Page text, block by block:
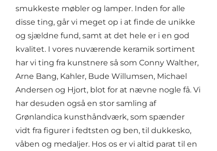
smukkeste møbler og lamper. Inden for alle
disse ting, går vi meget op i at finde de unikke
og sjældne fund, samt at det hele er i en god
kvalitet. I vores nuværende keramik sortiment
har vi ting fra kunstnere så som Conny Walther,
Arne Bang, Kahler, Bude Willumsen, Michael
Andersen og Hjort, blot for at nævne nogle få. Vi
har desuden også en stor samling af
Grønlandica kunsthåndværk, som spænder
vidt fra figurer i fedtsten og ben, til dukkesko,
våben og medaljer. Hos os er vi altid parat til en